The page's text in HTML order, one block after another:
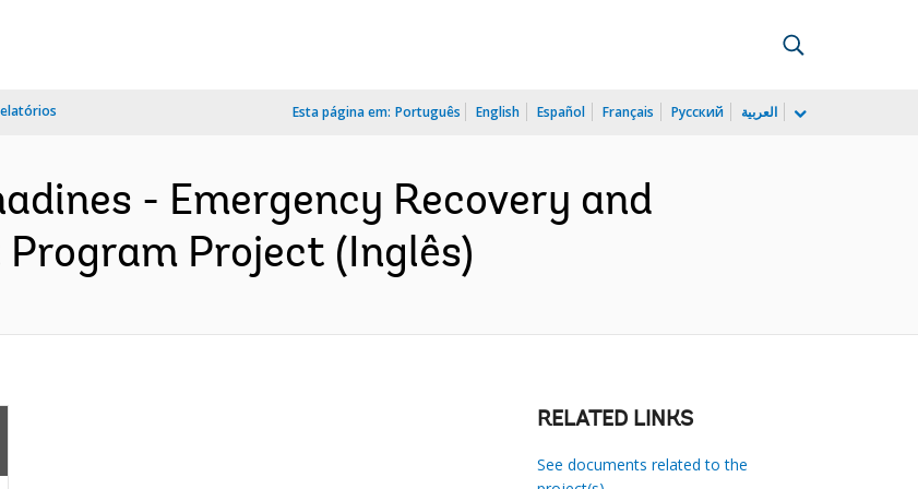
Esta página em: Português English Español Français Русский العربية
- Emergency Recovery and
Project (Inglês)
RELATED LINKS
See documents related to the